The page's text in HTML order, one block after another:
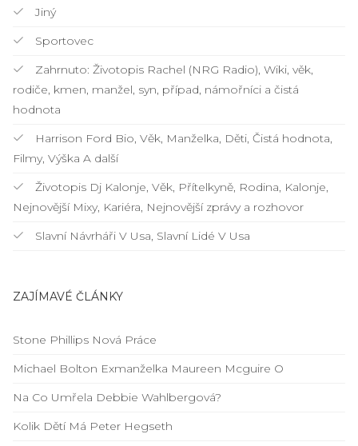
Jiný
Sportovec
Zahrnuto: Životopis Rachel (NRG Radio), Wiki, věk,
rodiče, kmen, manžel, syn, případ, námořníci a čistá
hodnota
Harrison Ford Bio, Věk, Manželka, Děti, Čistá hodnota,
Filmy, Výška A další
Životopis Dj Kalonje, Věk, Přítelkyně, Rodina, Kalonje,
Nejnovější Mixy, Kariéra, Nejnovější zprávy a rozhovor
Slavní Návrháři V Usa, Slavní Lidé V Usa
ZAJÍMAVÉ ČLÁNKY
Stone Phillips Nová Práce
Michael Bolton Exmanželka Maureen Mcguire O
Na Co Umřela Debbie Wahlbergová?
Kolik Dětí Má Peter Hegseth